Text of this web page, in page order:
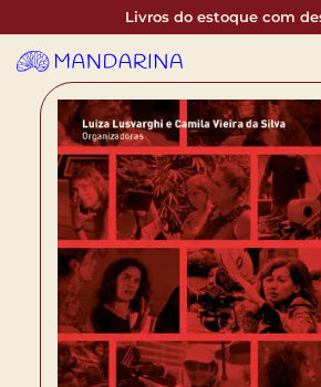
Livros do estoque com